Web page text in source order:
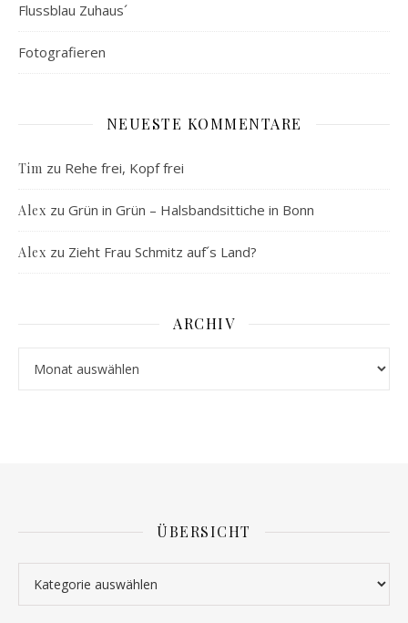
Flussblau Zuhaus´
Fotografieren
NEUESTE KOMMENTARE
Tim zu Rehe frei, Kopf frei
Alex zu Grün in Grün – Halsbandsittiche in Bonn
Alex zu Zieht Frau Schmitz auf´s Land?
ARCHIV
ÜBERSICHT